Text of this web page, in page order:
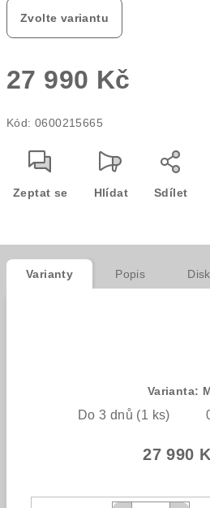
Zvolte variantu
27 990 Kč
cena:
Kód: 0600215665
Zeptat se Hlídat Sdílet
Varianty Popis
Varianta:
Do 3 dnů (1 ks)
27 990